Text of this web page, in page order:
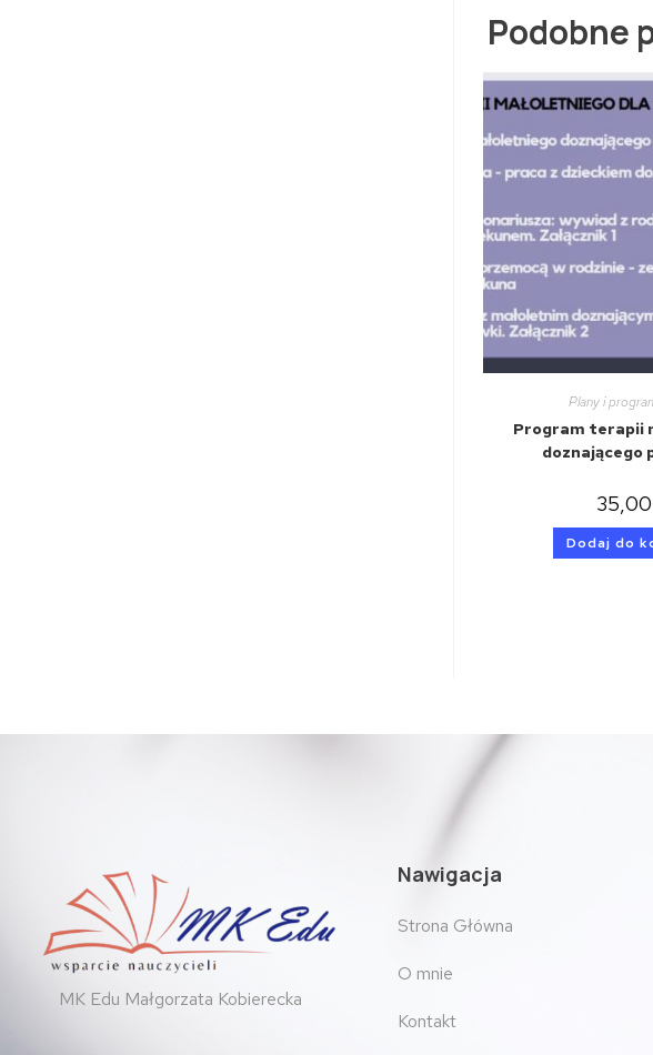
Podobne
Plany i
Program terapii
doznającego
35,00
Dodaj do
MK Edu Małgorzata Kobierecka
Nawigacja
Strona Główna
O mnie
Kontakt